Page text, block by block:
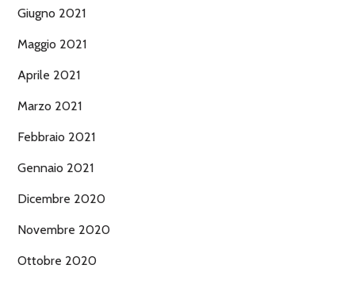
Giugno 2021
Maggio 2021
Aprile 2021
Marzo 2021
Febbraio 2021
Gennaio 2021
Dicembre 2020
Novembre 2020
Ottobre 2020